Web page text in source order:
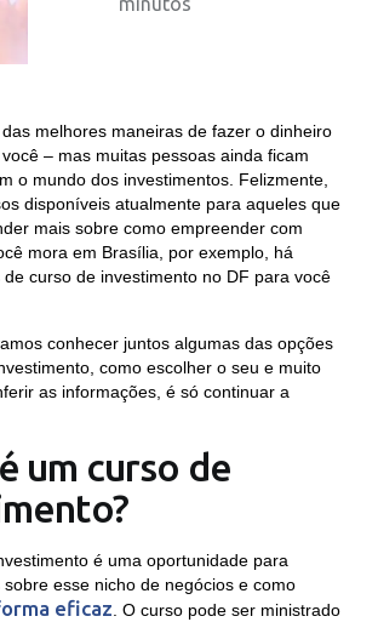
melhores maneiras de fazer o dinheiro
– mas muitas pessoas ainda ficam
o mundo dos investimentos. Felizmente,
disponíveis atualmente para aqueles que
mais sobre como empreender com
mora em Brasília, por exemplo, há
de curso de investimento no DF para você
conhecer juntos algumas das opções
como escolher o seu e muito
as informações, é só continuar a
um curso de
é uma oportunidade para
esse nicho de negócios e como
eficaz . O curso pode ser ministrado